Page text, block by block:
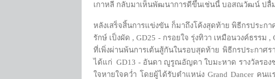
เกาหลี กลับมาเห็นพัฒนาการดีขึ้นเช่นนี้ บอสณวัฒน์ ปลื้
หลังเสร็จสิ้นการแข่งขัน ก็มาถึงโค้งสุดท้าย พิธีกรประก
รักษ์ เป็งผัด , GD25 - กรอยใจ รุ่งทิวา เหมือนวงค์ธรร
ที่เพิ่งผ่านพ้นการเต้นสู้กันในรอบสุดท้าย พิธีกรประกาศ
ได้แก่ GD13 - อันดา ญูรูณอัญดา ใบมะหาด รางวัลรอง
ใจหายใจคว่ำ โดยผู้ได้รับตำแหน่ง Grand Dancer ค